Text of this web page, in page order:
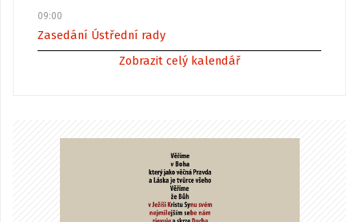
09:00
Zasedání Ústřední rady
Zobrazit celý kalendář